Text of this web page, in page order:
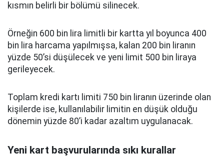
kısmın belirli bir bölümü silinecek.
Örneğin 600 bin lira limitli bir kartta yıl boyunca 400
bin lira harcama yapılmışsa, kalan 200 bin liranın
yüzde 50’si düşülecek ve yeni limit 500 bin liraya
gerileyecek.
Toplam kredi kartı limiti 750 bin liranın üzerinde olan
kişilerde ise, kullanılabilir limitin en düşük olduğu
dönemin yüzde 80’i kadar azaltım uygulanacak.
Yeni kart başvurularında sıkı kurallar